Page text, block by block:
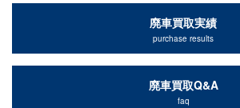
廃車買取実績
purchase results
廃車買取Q&A
faq